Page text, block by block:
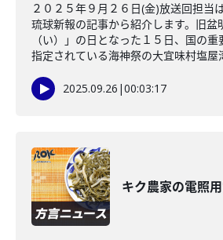
２０２５年９月２６日(金)放送回担当
琉球新報の記事から紹介します。旧盆
（い）」の日となった１５日、国の
指定されている海神祭の大宜味村塩屋
2025.09.26 |00:03:17
キク農家の電照